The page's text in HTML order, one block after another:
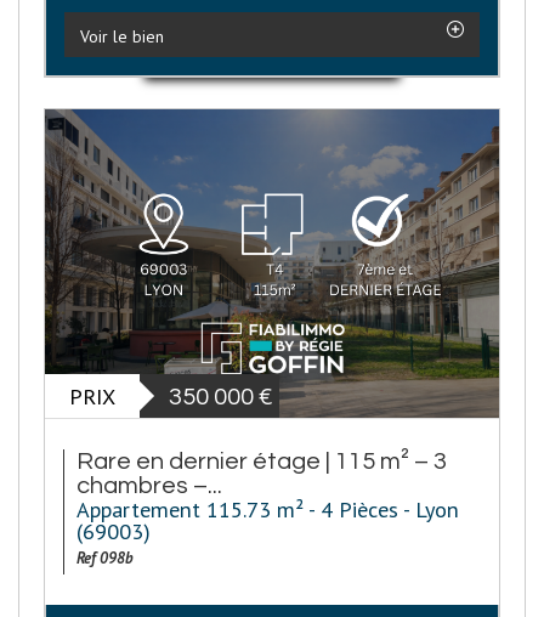
Voir le bien
PRIX 350 000 €
Rare en dernier étage | 115 m² – 3
chambres –...
Appartement 115.73 m² - 4 Pièces - Lyon
(69003)
Ref 098b